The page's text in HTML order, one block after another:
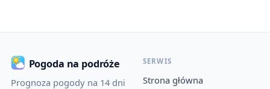
Pogoda na podróże
Prognoza pogody na 14 dni
SERWIS
Strona główna